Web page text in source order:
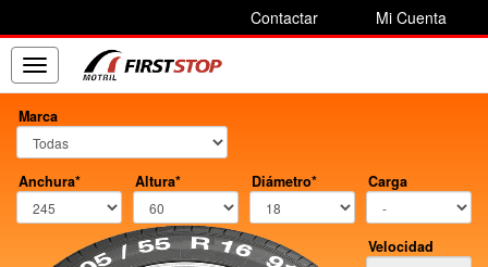
Contactar Mi Cuenta
Toggle
navigation
Marca
Anchura* Altura* Diámetro* Carga
Velocidad